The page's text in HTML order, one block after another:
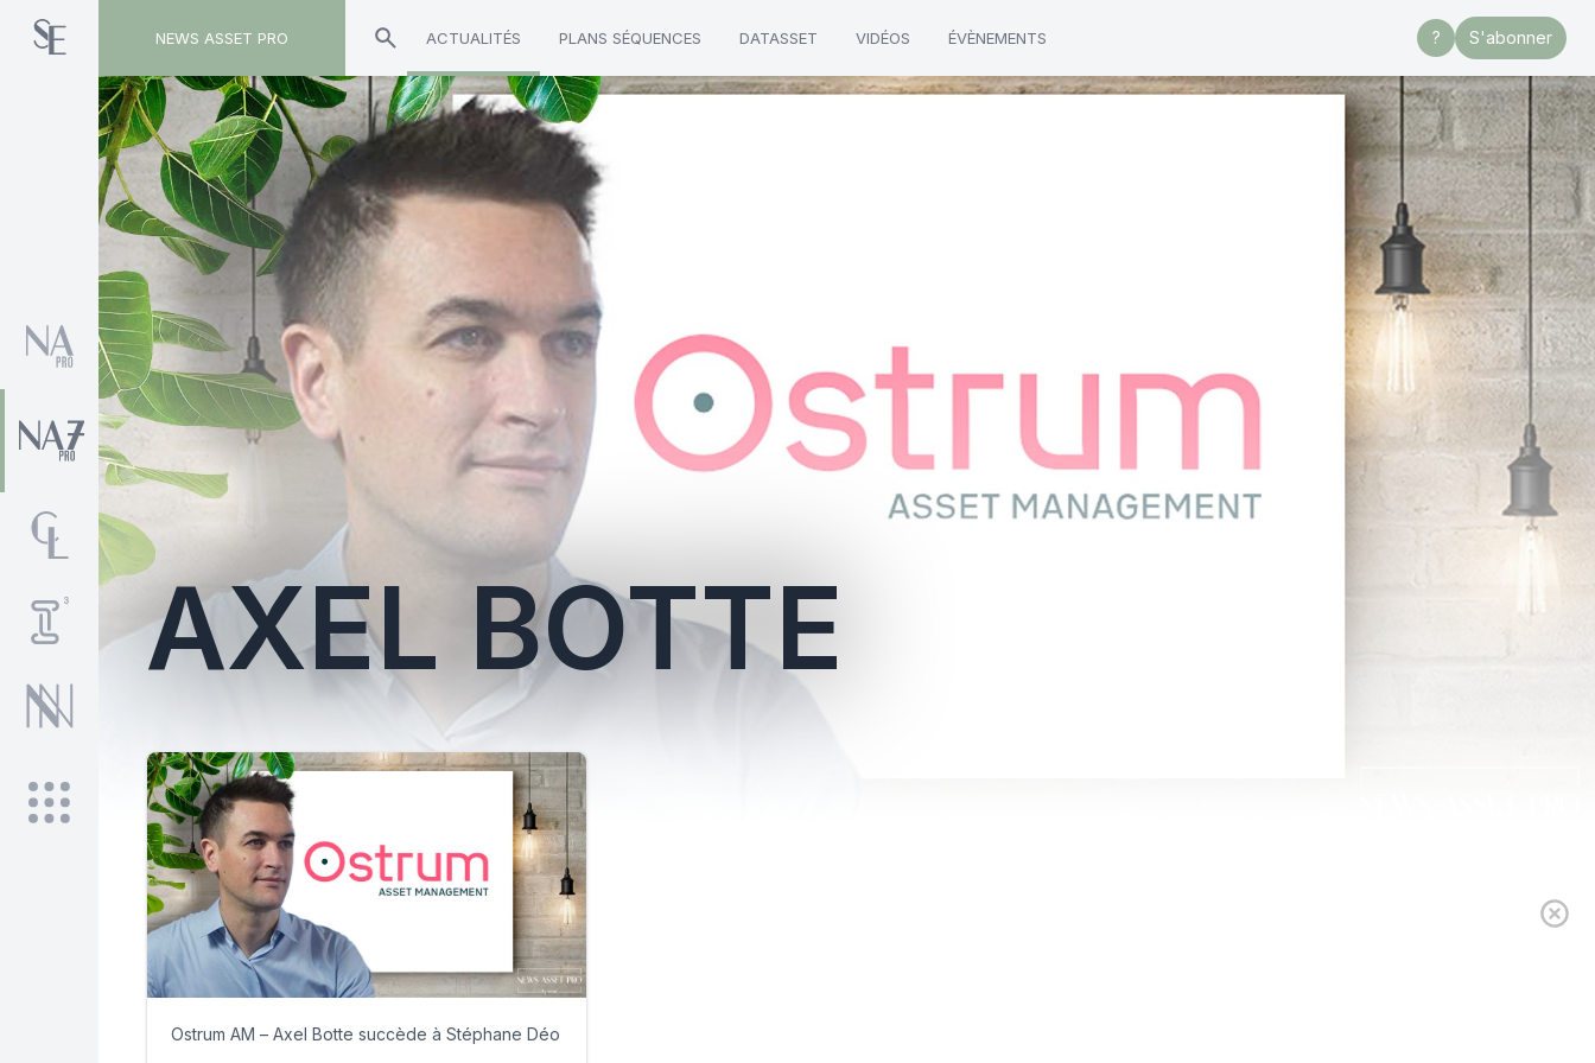
NEWS ASSET PRO ACTUALITÉS PLANS SÉQUENCES DATASSET VIDÉOS ÉVÈNEMENTS ? S'abonner
Toute l'actualité sur le tag "Axel Botte"
AXEL BOTTE
Ostrum AM – Axel Botte succède à Stéphane Déo